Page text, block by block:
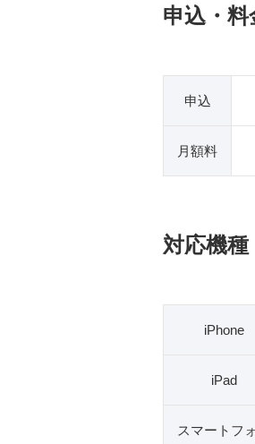
申込・料
申込
月額料
対応機種
iPhone
iPad
スマートフ